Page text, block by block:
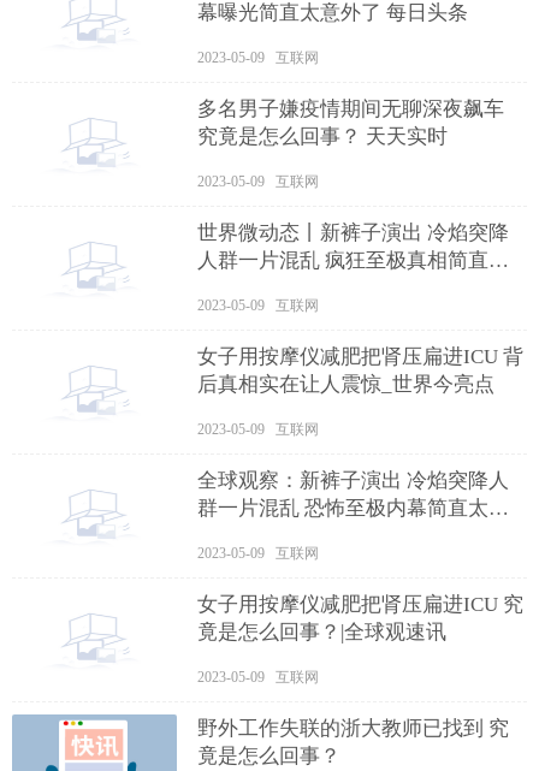
幕曝光简直太意外了 每日头条
2023-05-09 互联网
多名男子嫌疫情期间无聊深夜飙车
究竟是怎么回事？ 天天实时
2023-05-09 互联网
世界微动态丨新裤子演出 冷焰突降
人群一片混乱 疯狂至极真相简直令
2023-05-09 互联网
女子用按摩仪减肥把肾压扁进ICU 背
后真相实在让人震惊_世界今亮点
2023-05-09 互联网
全球观察：新裤子演出 冷焰突降人
群一片混乱 恐怖至极内幕简直太惊
2023-05-09 互联网
女子用按摩仪减肥把肾压扁进ICU 究
竟是怎么回事？|全球观速讯
2023-05-09 互联网
野外工作失联的浙大教师已找到 究
竟是怎么回事？